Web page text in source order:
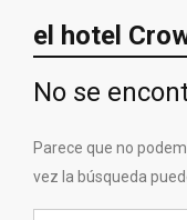
el hotel
No se
Parece que no
vez la búsqueda